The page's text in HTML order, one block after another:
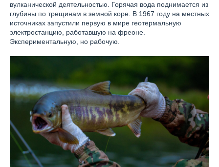
вулканической деятельностью. Горячая вода поднимается из
глубины по трещинам в земной коре. В 1967 году на местных
источниках запустили первую в мире геотермальную
электростанцию, работавшую на фреоне.
Экспериментальную, но рабочую.